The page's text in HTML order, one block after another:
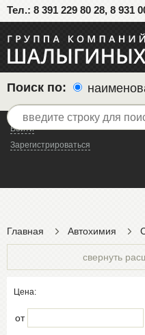
Тел.: 8 391 229 80 28, 8 931
Войти
Зарегистрироваться
Поиск по:
Главная Автохимия
свернуть
Цена:
от